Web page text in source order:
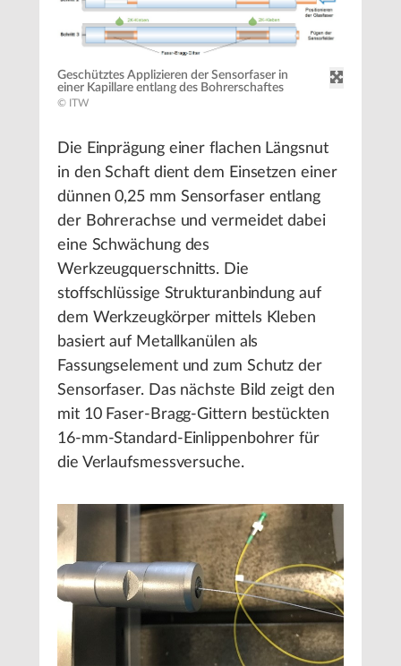
Geschütztes Applizieren der Sensorfaser in
einer Kapillare entlang des Bohrerschaftes
© ITW
Die Einprägung einer flachen Längsnut
in den Schaft dient dem Einsetzen einer
dünnen 0,25 mm Sensorfaser entlang
der Bohrerachse und vermeidet dabei
eine Schwächung des
Werkzeugquerschnitts. Die
stoffschlüssige Strukturanbindung auf
dem Werkzeugkörper mittels Kleben
basiert auf Metallkanülen als
Fassungselement und zum Schutz der
Sensorfaser. Das nächste Bild zeigt den
mit 10 Faser-Bragg-Gittern bestückten
16-mm-Standard-Einlippenbohrer für
die Verlaufsmessversuche.